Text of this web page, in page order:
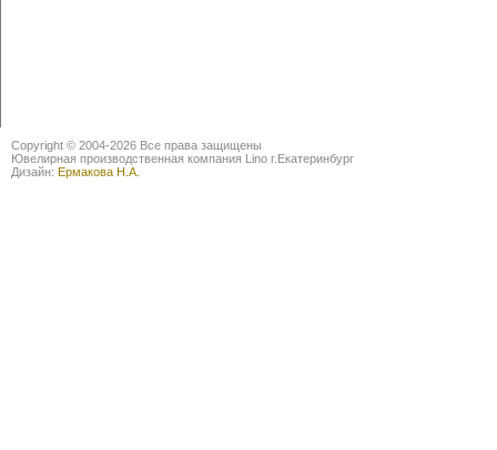
Copyright © 2004-2026 Все права защищены
Ювелирная производственная компания Lino г.Екатеринбург
Дизайн: Ермакова Н.А.